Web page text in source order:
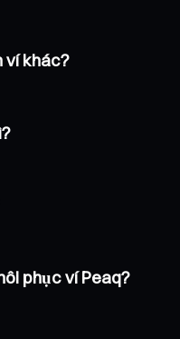
ví khác?
phục ví Peaq?